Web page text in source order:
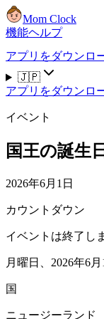
Mom Clock
機能ヘルプ
アプリをダウンロ
🇯🇵
アプリをダウンロ
イベント
国王の誕生
2026年6月1日
カウントダウン
イベントは終了し
月曜日、2026年6
国
ニュージーランド